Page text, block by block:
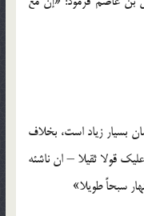
بسیار زیاد است، بخلاف
قولا ثقیلا – ان ناشئه
سبحاً طویلا»